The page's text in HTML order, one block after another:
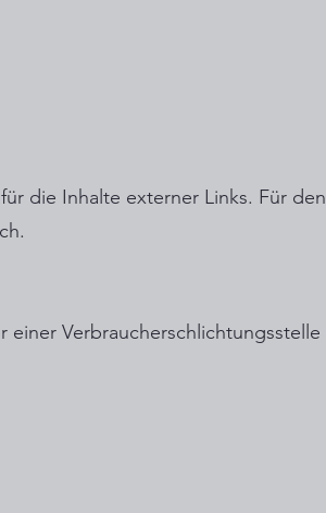
die Inhalte externer Links. Für den
Verbraucherschlichtungsstelle